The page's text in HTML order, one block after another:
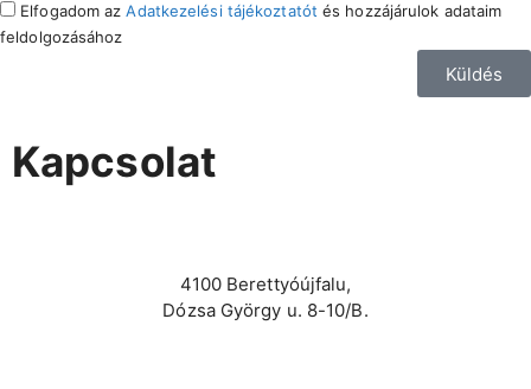
Elfogadom azAdatkezelési tájékoztatót és hozzájárulok adataim
feldolgozásához
Küldés
Kapcsolat
4100 Berettyóújfalu,
Dózsa György u. 8-10/B.